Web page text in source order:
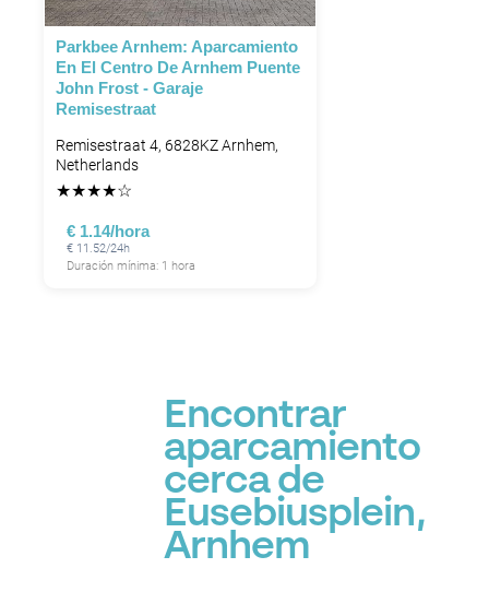
Parkbee Arnhem: Aparcamiento
En El Centro De Arnhem Puente
John Frost - Garaje
Remisestraat
Remisestraat 4, 6828KZ Arnhem,
Netherlands
★★★★☆
€ 1.14/hora
€ 11.52/24h
Duración mínima: 1 hora
Encontrar
aparcamiento
cerca de
Eusebiusplein,
Arnhem